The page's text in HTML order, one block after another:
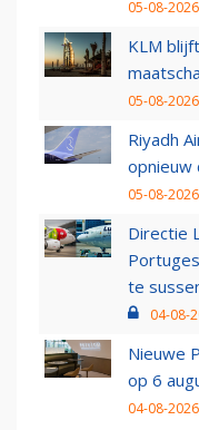
05-08-
KLM
05-08-
Riyadh
opnieuw
05-08-
Directie
te
04-08-
Nieuwe
op 6
04-08-